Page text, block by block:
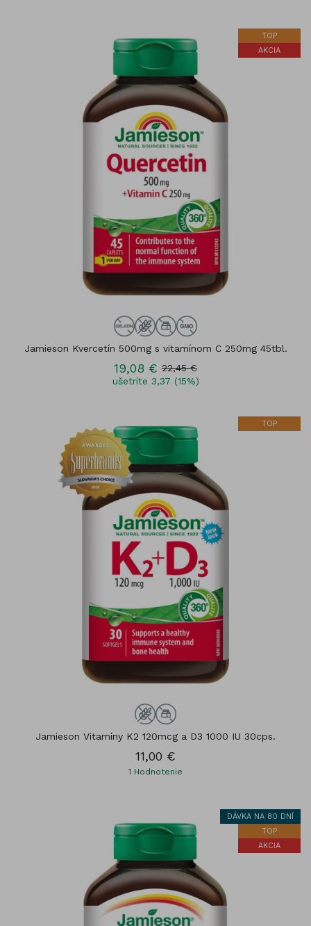
TOP
AKCIA
Jamieson Kvercetín 500mg s vitamínom C 250mg 45tbl.
19,08 € 22,45 €
ušetríte 3,37 (15%)
TOP
Jamieson Vitamíny K2 120mcg a D3 1000 IU 30cps.
11,00 €
1 Hodnotenie
DÁVKA NA 80 DNÍ
TOP
AKCIA